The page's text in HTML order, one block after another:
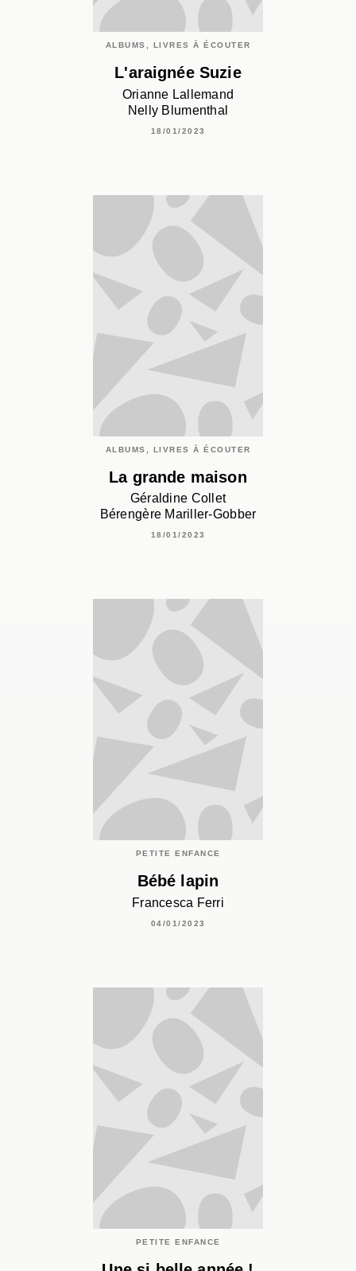
ALBUMS, LIVRES À ÉCOUTER
L'araignée Suzie
Orianne Lallemand
Nelly Blumenthal
18/01/2023
ALBUMS, LIVRES À ÉCOUTER
La grande maison
Géraldine Collet
Bérengère Mariller-Gobber
18/01/2023
PETITE ENFANCE
Bébé lapin
Francesca Ferri
04/01/2023
PETITE ENFANCE